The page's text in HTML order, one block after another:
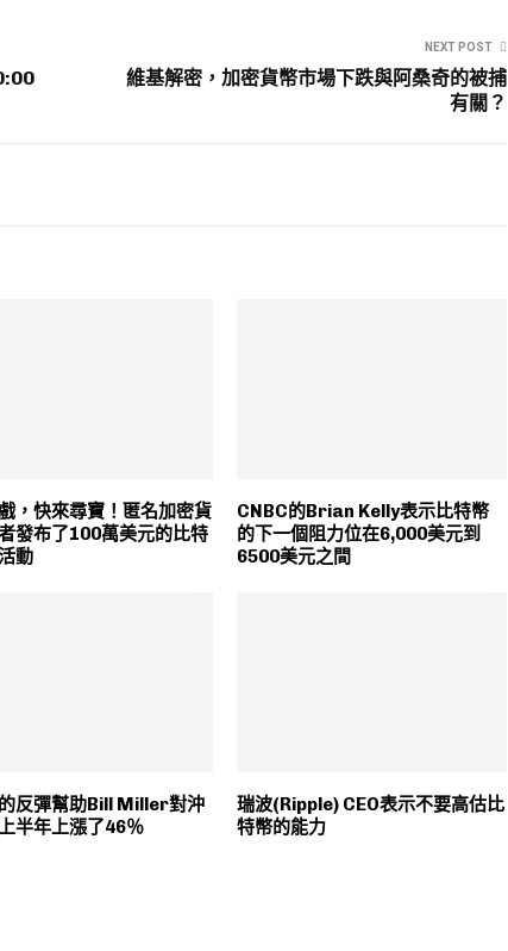
NEXT POST
維基解密，加密貨幣市場下跌與阿桑奇的被捕
有關？
，快來尋寶！匿名加密貨
發布了100萬美元的比特
動
CNBC的Brian Kelly表示比特幣
的下一個阻力位在6,000美元到
6500美元之間
反彈幫助Bill Miller對沖
半年上漲了46％
瑞波(Ripple) CEO表示不要高估比
特幣的能力